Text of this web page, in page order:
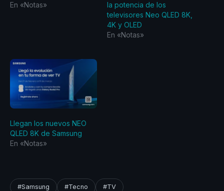
En «Notas»
la potencia de los
televisores Neo QLED 8K,
4K y OLED
En «Notas»
Llegan los nuevos NEO
QLED 8K de Samsung
En «Notas»
#Samsung #Tecno #TV